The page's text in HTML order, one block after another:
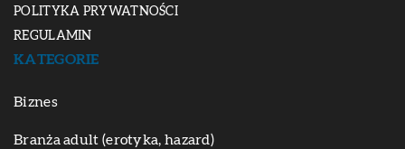
POLITYKA PRYWATNOŚCI
REGULAMIN
KATEGORIE
Biznes
Branża adult (erotyka, hazard)